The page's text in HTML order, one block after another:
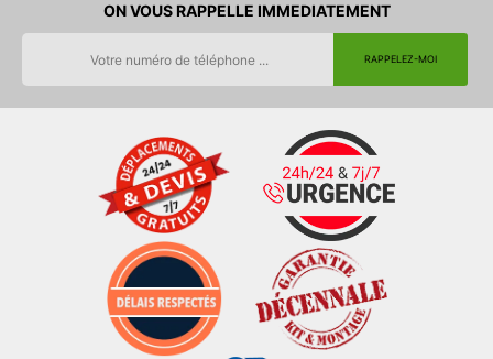
ON VOUS RAPPELLE IMMEDIATEMENT